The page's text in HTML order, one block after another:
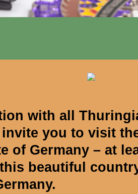
with all
you to visit
of Germany – at
beautiful